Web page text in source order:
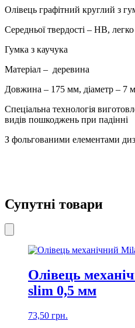
280648
кількість
Олівець графітний круглий з
Середньої твердості – HB,
Гумка з каучука
Матеріал – деревина
Довжина – 175 мм, діаметр – 7
Спеціальна технологія
видів пошкоджень при падінні
З фольгованими елементами
Супутні товари
Олівець
slim 0,5 мм
73,50 грн.